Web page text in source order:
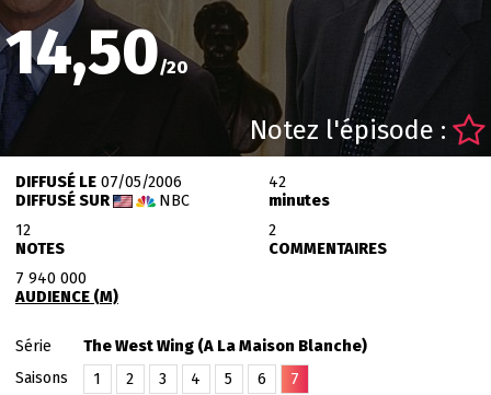
14,50/20
Notez l'épisode :
DIFFUSÉ LE07/05/2006
DIFFUSÉ SUR
NBC
42
minutes
12
NOTES
2
COMMENTAIRES
7 940 000
AUDIENCE (M)
Série
The West Wing (A La Maison Blanche)
Saisons
1 2 3 4 5 6 7